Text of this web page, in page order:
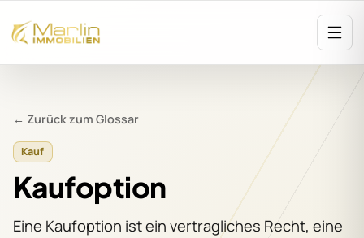
← Zurück zum Glossar
Kauf
Kaufoption
Eine Kaufoption ist ein vertragliches Recht, eine